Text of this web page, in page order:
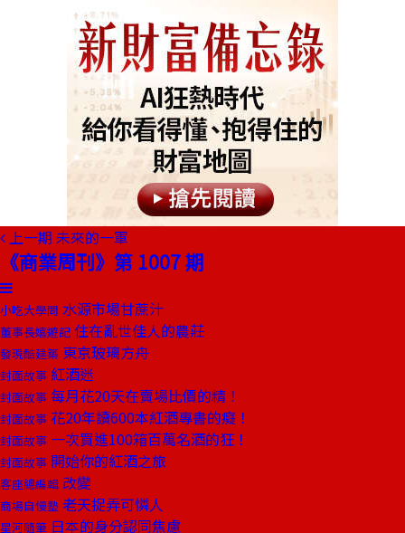
上一期 未來的一軍
《商業周刊》第 1007 期
小吃大學問 水源市場甘蔗汁
董事長嬉遊記 住在亂世佳人的農莊
發現酷建築 東京玻璃方舟
封面故事 紅酒迷
封面故事 每月花20天在賣場比價的精！
封面故事 花20年讀600本紅酒專書的癡！
封面故事 一次買進100箱百萬名酒的狂！
封面故事 開始你的紅酒之旅
客座總編輯 改變
商場自慢塾 老天捉弄可憐人
星河隨筆 日本的身分認同焦慮